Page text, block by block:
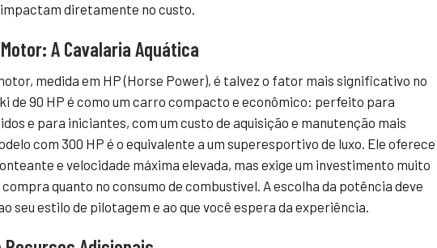
diretamente no custo.
A Cavalaria Aquática
medida em HP (Horse Power), é talvez o fator mais significativo no
de 90 HP é como um carro compacto e econômico: perfeito para
e para iniciantes, com um custo de aquisição e manutenção mais
com 300 HP é o equivalente a um superesportivo de luxo. Ele oferece
e velocidade máxima elevada, mas exige um investimento muito
quanto no consumo de combustível. A escolha da potência deve
seu estilo de pilotagem e ao que você espera da experiência.